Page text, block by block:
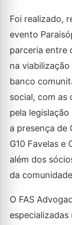
Foi realizado,
evento
parceria entre
na
banco
social, com as
pela
a presença de
G10 Favelas e
além dos
da
O FAS
especializadas